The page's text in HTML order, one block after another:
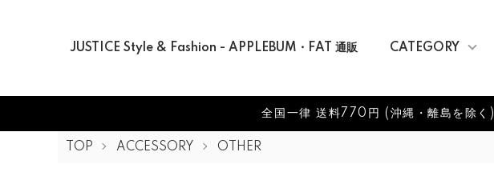
JUSTICE Style & Fashion - APPLEBUM・FAT 通販 CATEGORY
全国一律 送料770円 (沖縄・離島を除く)
TOP ACCESSORY OTHER